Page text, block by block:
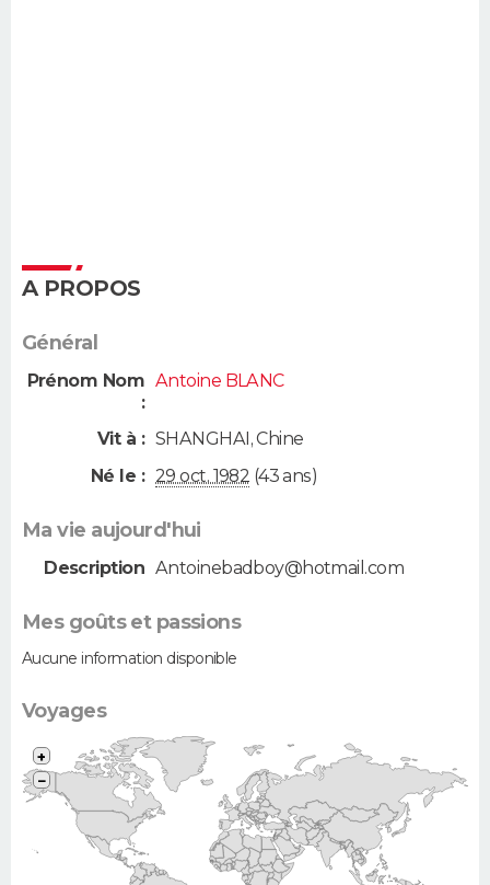
A PROPOS
Général
Prénom Nom
:
Antoine BLANC
Vit à : SHANGHAI,Chine
Né le : 29 oct. 1982 (43 ans)
Ma vie aujourd'hui
Description Antoinebadboy@hotmail.com
Mes goûts et passions
Aucune information disponible
Voyages
+
−